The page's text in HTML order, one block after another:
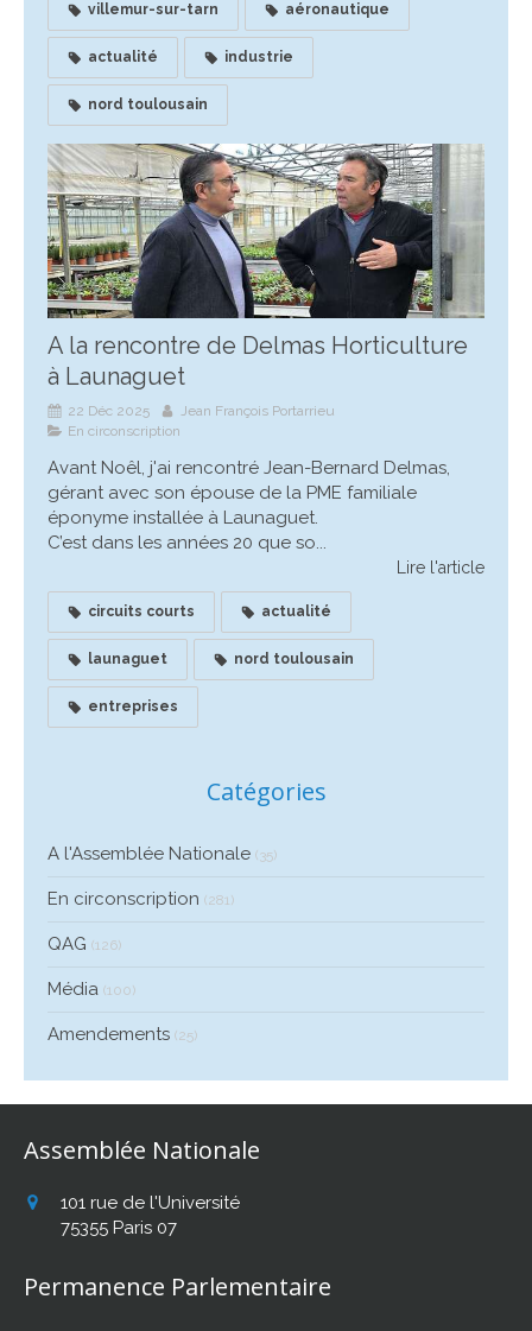
villemur-sur-tarn aéronautique
actualité industrie
nord toulousain
A la rencontre de Delmas Horticulture
à Launaguet
22 Déc 2025
Jean François Portarrieu
En circonscription
Avant Noêl, j'ai rencontré Jean-Bernard Delmas,
gérant avec son épouse de la PME familiale
éponyme installée à Launaguet.
C’est dans les années 20 que so...
Lire l'article
circuits courts actualité
launaguet nord toulousain
entreprises
Catégories
A l'Assemblée Nationale (35)
En circonscription (281)
QAG (126)
Média (100)
Amendements (25)
Assemblée Nationale
101 rue de l'Université
75355 Paris 07
Permanence Parlementaire